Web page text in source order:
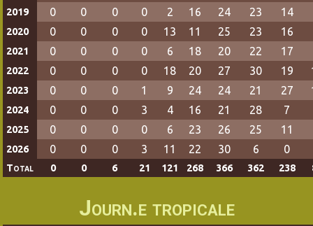
2019 0 0 0 0 2 16 24 23 14
2020 0 0 0 0 13 11 25 23 16
2021 0 0 0 0 6 18 20 22 17
2022 0 0 0 0 18 20 27 30 19
2023 0 0 0 1 9 24 24 21 27
2024 0 0 0 3 4 16 21 28 7
2025 0 0 0 0 6 23 26 25 11
2026 0 0 0 3 11 22 30 6 0
Total 0 0 6 21 121 268 366 362 238
Journ.e tropicale